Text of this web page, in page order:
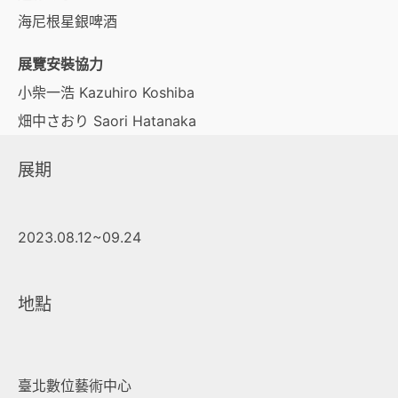
海尼根星銀啤酒
展覽安裝協力
小柴一浩 Kazuhiro Koshiba
畑中さおり Saori Hatanaka
展期
2023.08.12~09.24
地點
臺北數位藝術中心